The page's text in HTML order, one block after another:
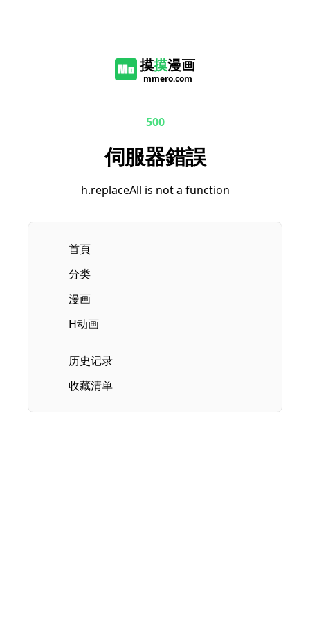
摸摸漫画
mmero.com
500
伺服器錯誤
h.replaceAll is not a function
首頁
分类
漫画
H动画
历史记录
收藏清单